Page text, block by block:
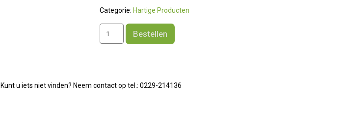
Categorie: Hartige Producten
Saucijzenbroodje
Bestellen
Kunt u iets niet vinden? Neem contact op tel.: 0229-214136